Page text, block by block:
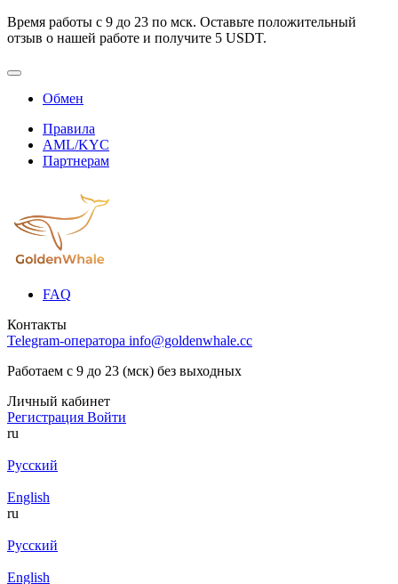
Время работы с 9 до 23 по мск. Оставьте положительный
отзыв о нашей работе и получите 5 USDT.
Обмен
Правила
AML/KYC
Партнерам
FAQ
Контакты
Telegram-оператора info@goldenwhale.cc
Работаем с 9 до 23 (мск) без выходных
Личный кабинет
Регистрация Войти
ru
Русский
English
ru
Русский
English